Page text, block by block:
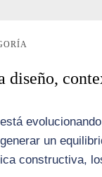
diseño,
un
constructiva,